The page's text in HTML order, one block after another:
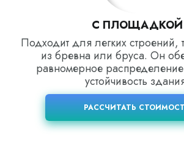
С ПЛОЩАДКОЙ
Подходит для легких строений,
из бревна или бруса. Он
равномерное распределение
устойчивость
РАССЧИТАТЬ